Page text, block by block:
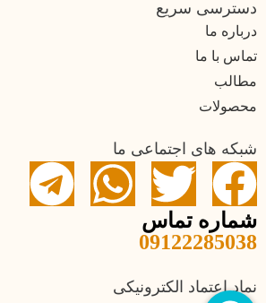
دسترسی سریع
درباره ما
تماس با ما
مطالب
محصولات
شبکه های اجتماعی ما
شماره تماس
09122285038
نماد اعتماد الکترونیکی